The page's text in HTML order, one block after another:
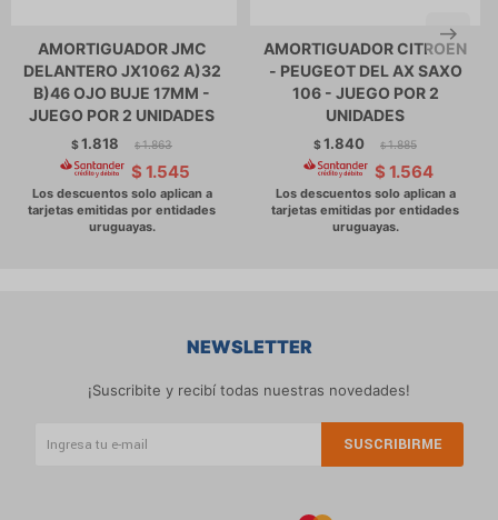
AMORTIGUADOR JMC
DELANTERO JX1062 A)32
B)46 OJO BUJE 17MM -
JUEGO POR 2 UNIDADES
$1.818 $ 1.863
$ 1.545
AMORTIGUADOR CITROEN
- PEUGEOT DEL AX SAXO
106 - JUEGO POR 2
UNIDADES
$1.840 $ 1.885
$ 1.564
NEWSLETTER
¡Suscribite y recibí todas nuestras novedades!
SUSCRIBIRME